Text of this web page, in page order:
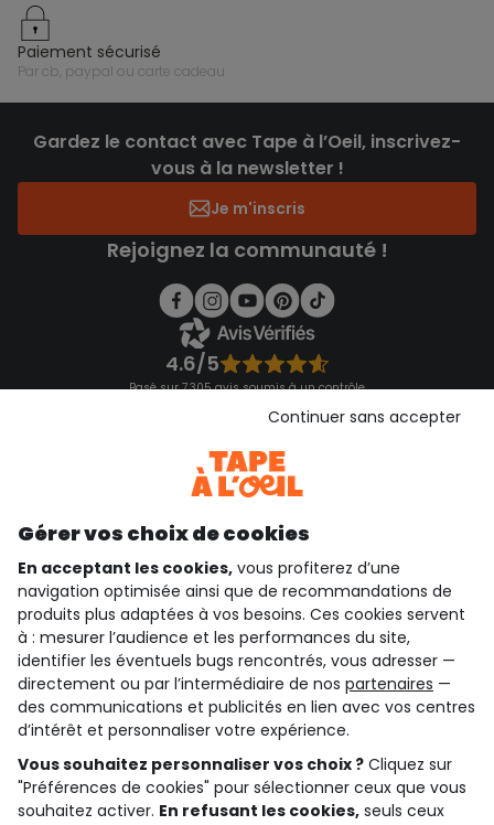
paiement sécurisé
par cb, paypal ou carte cadeau
Gardez le contact avec Tape à l’Oeil, inscrivez-
vous à la newsletter !
Je m'inscris
Rejoignez la communauté !
4.6/5
Basé sur 7 305 avis soumis à un contrôle
Consulter les CGU
qui sommes-nous ?
besoin d'aide ?
le club fidélité
notre catalogue
Gérer vos choix de cookies
En acceptant les cookies, vous profiterez d’une
navigation optimisée ainsi que de recommandations de
produits plus adaptées à vos besoins. Ces cookies servent
à : mesurer l’audience et les performances du site,
identifier les éventuels bugs rencontrés, vous adresser —
directement ou par l’intermédiaire de nos partenaires —
des communications et publicités en lien avec vos centres
d’intérêt et personnaliser votre expérience.
Vous souhaitez personnaliser vos choix ? Cliquez sur
"Préférences de cookies" pour sélectionner ceux que vous
souhaitez activer. En refusant les cookies, seuls ceux
Continuer sans accepter